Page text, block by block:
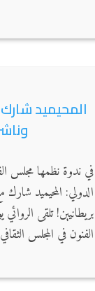
المحيميد
في ندوة نظمها مجلس
الدولي: المحيميد
بريطانيين! تلقى
الفنون في المجلس